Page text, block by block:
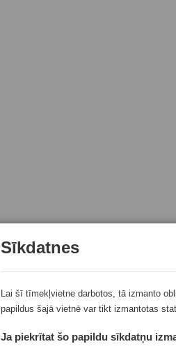
Sīkdatnes
Lai šī tīmekļvietne darbotos, tā izmanto
papildus šajā vietnē var tikt izmantotas
Ja piekrītat šo papildu sīkdatņu